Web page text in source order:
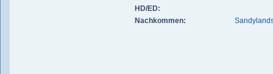
HD/ED:
Nachkommen: